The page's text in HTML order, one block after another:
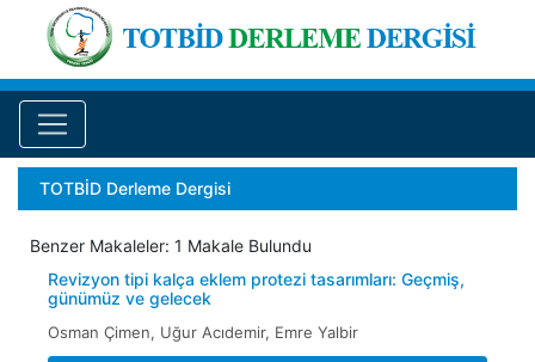
TOTBİD Derleme Dergisi
Benzer Makaleler: 1 Makale Bulundu
Revizyon tipi kalça eklem protezi tasarımları: Geçmiş,
günümüz ve gelecek
Osman Çimen, Uğur Acıdemir, Emre Yalbir